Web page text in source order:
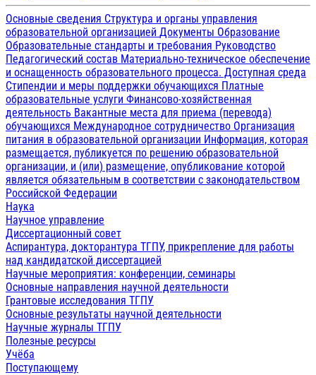
Основные сведения Структура и органы управления
образовательной организацией Документы Образование
Образовательные стандарты и требования Руководство
Педагогический состав Материально-техническое обеспечение
и оснащенность образовательного процесса. Доступная среда
Стипендии и меры поддержки обучающихся Платные
образовательные услуги Финансово-хозяйственная
деятельность Вакантные места для приема (перевода)
обучающихся Международное сотрудничество Организация
питания в образовательной организации Информация, которая
размещается, публикуется по решению образовательной
организации, и (или) размещение, опубликование которой
является обязательным в соответствии с законодательством
Российской Федерации
Наука
Научное управление
Диссертационный совет
Аспирантура, докторантура ТГПУ, прикрепление для работы
над кандидатской диссертацией
Научные мероприятия: конференции, семинары
Основные направления научной деятельности
Грантовые исследования ТГПУ
Основные результаты научной деятельности
Научные журналы ТГПУ
Полезные ресурсы
Учёба
Поступающему